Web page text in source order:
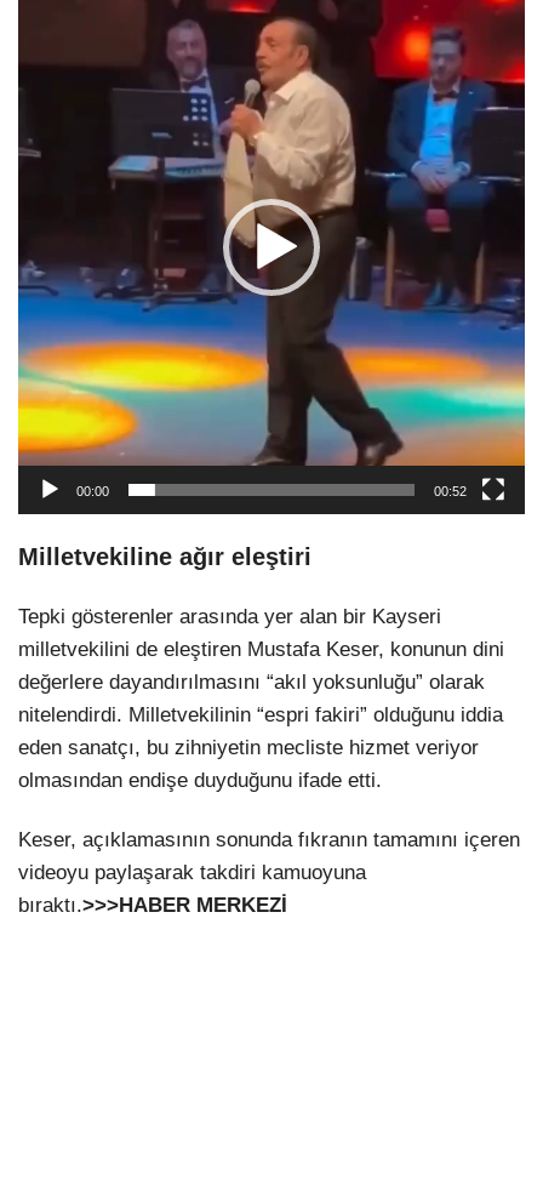
00:00 00:52
Milletvekiline ağır eleştiri
Tepki gösterenler arasında yer alan bir Kayseri
milletvekilini de eleştiren Mustafa Keser, konunun dini
değerlere dayandırılmasını “akıl yoksunluğu” olarak
nitelendirdi. Milletvekilinin “espri fakiri” olduğunu iddia
eden sanatçı, bu zihniyetin mecliste hizmet veriyor
olmasından endişe duyduğunu ifade etti.
Keser, açıklamasının sonunda fıkranın tamamını içeren
videoyu paylaşarak takdiri kamuoyuna
bıraktı.>>>HABER MERKEZİ